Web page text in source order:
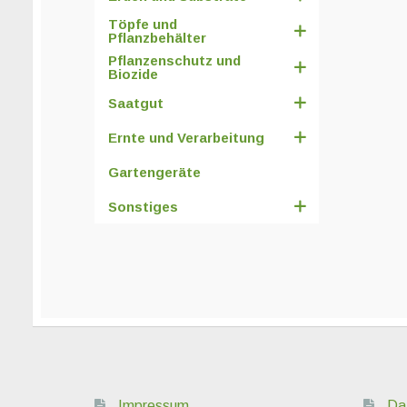
Töpfe und
Pflanzbehälter
Pflanzenschutz und
Biozide
Saatgut
Ernte und Verarbeitung
Gartengeräte
Sonstiges